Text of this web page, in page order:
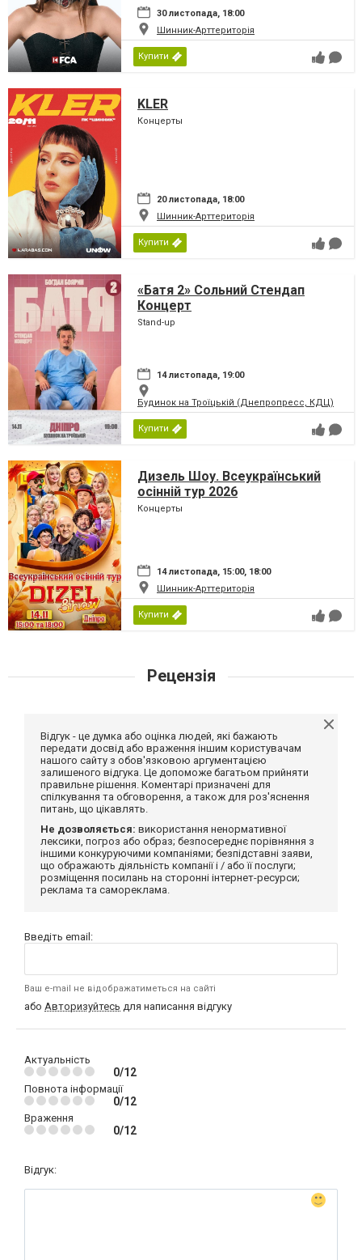
30 листопада, 18:00
Шинник-Арттериторія
Купити
KLER
Концерты
20 листопада, 18:00
Шинник-Арттериторія
Купити
«Батя 2» Сольний Стендап
Концерт
Stand-up
14 листопада, 19:00
Будинок на Троїцькій (Днепропресс, КДЦ)
Купити
Дизель Шоу. Всеукраїнський
осінній тур 2026
Концерты
14 листопада, 15:00, 18:00
Шинник-Арттериторія
Купити
Рецензія
Відгук - це думка або оцінка людей, які бажають
передати досвід або враження іншим користувачам
нашого сайту з обов'язковою аргументацією
залишеного відгука. Це допоможе багатьом прийняти
правильне рішення. Коментарі призначені для
спілкування та обговорення, а також для роз'яснення
питань, що цікавлять.
Не дозволяється: використання ненормативної
лексики, погроз або образ; безпосереднє порівняння з
іншими конкуруючими компаніями; безпідставні заяви,
що ображають діяльність компанії і / або її послуги;
розміщення посилань на сторонні інтернет-ресурси;
реклама та самореклама.
Введіть email:
Ваш e-mail не відображатиметься на сайті
або Авторизуйтесь для написання відгуку
Актуальність
0/12
Повнота інформації
0/12
Враження
0/12
Відгук: